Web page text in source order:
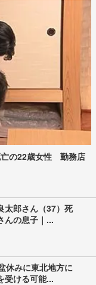
亡の22歳女性 勤務店
太郎さん（37）死
の息子｜...
休みに東北地方に
ける可能...